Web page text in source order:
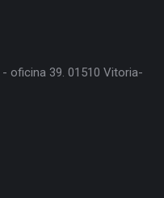
oficina 39. 01510 Vitoria-